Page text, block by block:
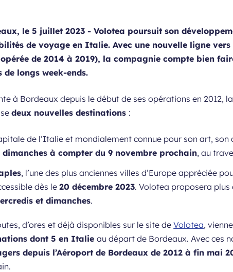
le 5 juillet 2023- Volotea poursuit son
de voyage en Italie. Avec une nouvelle ligne
de 2014 à 2019), la compagnie compte bien
de longs week-ends.
à Bordeaux depuis le début de ses opérations en 2012,
deux nouvelles destinations :
de l’Italie et mondialement connue pour son art, son
dimanches à compter du 9 novembre prochain, au
, l’une des plus anciennes villes d’Europe appréciée
dès le20 décembre 2023. Volotea proposera
et dimanches.
d’ores et déjà disponibles sur le site deVolotea,
dont 5 en Italieau départ de Bordeaux. Avec ces
depuis l’Aéroport de Bordeaux de 2012 à fin mai